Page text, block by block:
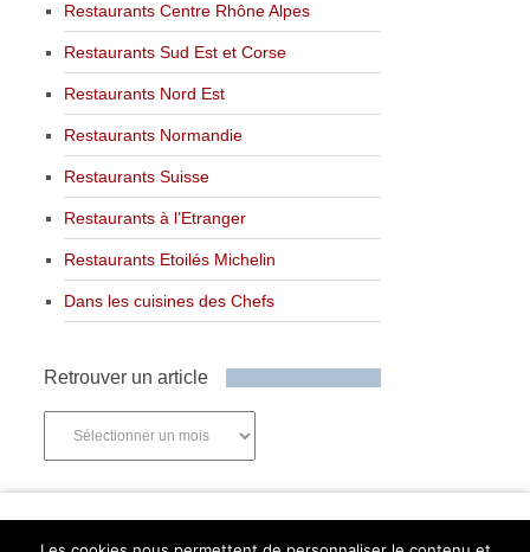
Restaurants Centre Rhône Alpes
Restaurants Sud Est et Corse
Restaurants Nord Est
Restaurants Normandie
Restaurants Suisse
Restaurants à l’Etranger
Restaurants Etoilés Michelin
Dans les cuisines des Chefs
Retrouver un article